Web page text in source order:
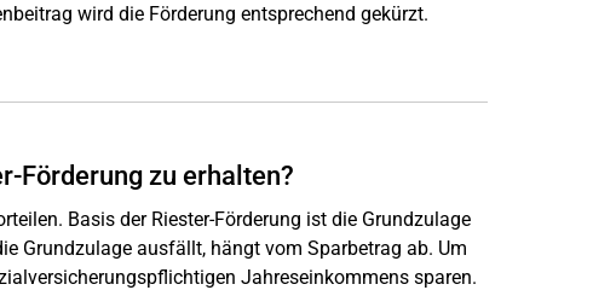
wird die Förderung entsprechend gekürzt.
Förderung zu erhalten?
Basis der Riester-Förderung ist die Grundzulage
Grundzulage ausfällt, hängt vom Sparbetrag ab. Um
Jahreseinkommens sparen.